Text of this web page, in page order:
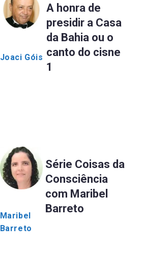
Joaci Góis
A honra de
presidir a Casa
da Bahia ou o
canto do cisne
1
Maribel
Barreto
Série Coisas da
Consciência
com Maribel
Barreto